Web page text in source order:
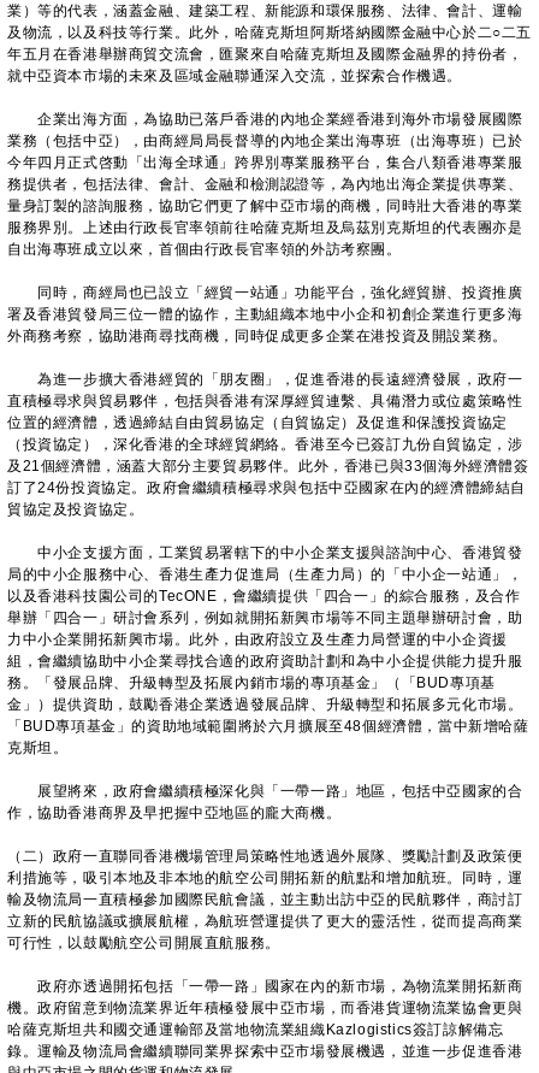
業）等的代表，涵蓋金融、建築工程、新能源和環保服務、法律、會計、運輸
及物流，以及科技等行業。此外，哈薩克斯坦阿斯塔納國際金融中心於二○二五
年五月在香港舉辦商貿交流會，匯聚來自哈薩克斯坦及國際金融界的持份者，
就中亞資本市場的未來及區域金融聯通深入交流，並探索合作機遇。
企業出海方面，為協助已落戶香港的內地企業經香港到海外市場發展國際
業務（包括中亞），由商經局局長督導的內地企業出海專班（出海專班）已於
今年四月正式啓動「出海全球通」跨界別專業服務平台，集合八類香港專業服
務提供者，包括法律、會計、金融和檢測認證等，為內地出海企業提供專業、
量身訂製的諮詢服務，協助它們更了解中亞市場的商機，同時壯大香港的專業
服務界別。上述由行政長官率領前往哈薩克斯坦及烏茲別克斯坦的代表團亦是
自出海專班成立以來，首個由行政長官率領的外訪考察團。
同時，商經局也已設立「經貿一站通」功能平台，強化經貿辦、投資推廣
署及香港貿發局三位一體的協作，主動組織本地中小企和初創企業進行更多海
外商務考察，協助港商尋找商機，同時促成更多企業在港投資及開設業務。
為進一步擴大香港經貿的「朋友圈」，促進香港的長遠經濟發展，政府一
直積極尋求與貿易夥伴，包括與香港有深厚經貿連繫、具備潛力或位處策略性
位置的經濟體，透過締結自由貿易協定（自貿協定）及促進和保護投資協定
（投資協定），深化香港的全球經貿網絡。香港至今已簽訂九份自貿協定，涉
及21個經濟體，涵蓋大部分主要貿易夥伴。此外，香港已與33個海外經濟體簽
訂了24份投資協定。政府會繼續積極尋求與包括中亞國家在內的經濟體締結自
貿協定及投資協定。
中小企支援方面，工業貿易署轄下的中小企業支援與諮詢中心、香港貿發
局的中小企服務中心、香港生產力促進局（生產力局）的「中小企一站通」，
以及香港科技園公司的TecONE，會繼續提供「四合一」的綜合服務，及合作
舉辦「四合一」研討會系列，例如就開拓新興市場等不同主題舉辦研討會，助
力中小企業開拓新興市場。此外，由政府設立及生產力局營運的中小企資援
組，會繼續協助中小企業尋找合適的政府資助計劃和為中小企提供能力提升服
務。「發展品牌、升級轉型及拓展內銷市場的專項基金」（「BUD專項基
金」）提供資助，鼓勵香港企業透過發展品牌、升級轉型和拓展多元化市場。
「BUD專項基金」的資助地域範圍將於六月擴展至48個經濟體，當中新增哈薩
克斯坦。
展望將來，政府會繼續積極深化與「一帶一路」地區，包括中亞國家的合
作，協助香港商界及早把握中亞地區的龐大商機。
（二）政府一直聯同香港機場管理局策略性地透過外展隊、獎勵計劃及政策便
利措施等，吸引本地及非本地的航空公司開拓新的航點和增加航班。同時，運
輸及物流局一直積極參加國際民航會議，並主動出訪中亞的民航夥伴，商討訂
立新的民航協議或擴展航權，為航班營運提供了更大的靈活性，從而提高商業
可行性，以鼓勵航空公司開展直航服務。
政府亦透過開拓包括「一帶一路」國家在內的新市場，為物流業開拓新商
機。政府留意到物流業界近年積極發展中亞市場，而香港貨運物流業協會更與
哈薩克斯坦共和國交通運輸部及當地物流業組織Kazlogistics簽訂諒解備忘
錄。運輸及物流局會繼續聯同業界探索中亞市場發展機遇，並進一步促進香港